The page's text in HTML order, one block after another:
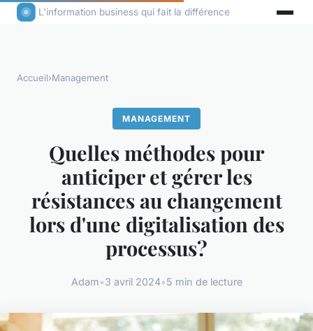
L'information business qui fait la différence
Accueil›Management
MANAGEMENT
Quelles méthodes pour
anticiper et gérer les
résistances au changement
lors d'une digitalisation des
processus?
Adam•3 avril 2024•5 min de lecture